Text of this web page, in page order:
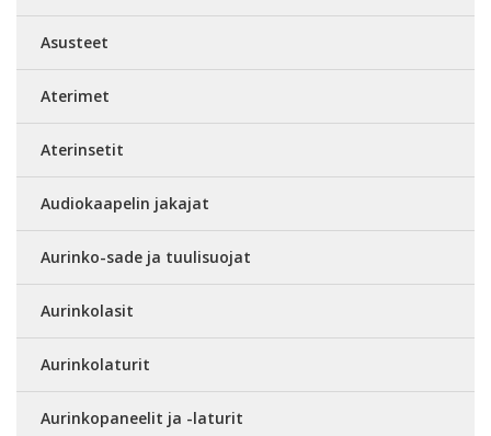
Asusteet
Aterimet
Aterinsetit
Audiokaapelin jakajat
Aurinko-sade ja tuulisuojat
Aurinkolasit
Aurinkolaturit
Aurinkopaneelit ja -laturit